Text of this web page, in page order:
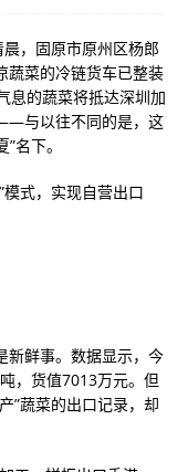
，固原市原州区杨郎
蔬菜的冷链货车已整装
息的蔬菜将抵达深圳加
与以往不同的是，这
名下。
式，实现自营出口
新鲜事。数据显示，今
，货值7013万元。但
”蔬菜的出口记录，却